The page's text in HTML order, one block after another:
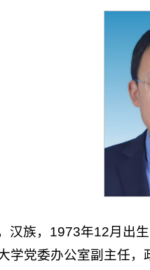
汉族，1973年12月出
学党委办公室副主任